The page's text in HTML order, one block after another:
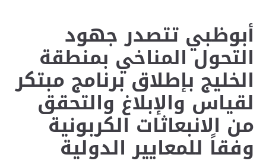
أبوظبي تتصدر جهود
التحول المناخي بمنطقة
الخليج بإطلاق برنامج مبتكر
لقياس والإبلاغ والتحقق
من الانبعاثات الكربونية
وفقاً للمعايير الدولية